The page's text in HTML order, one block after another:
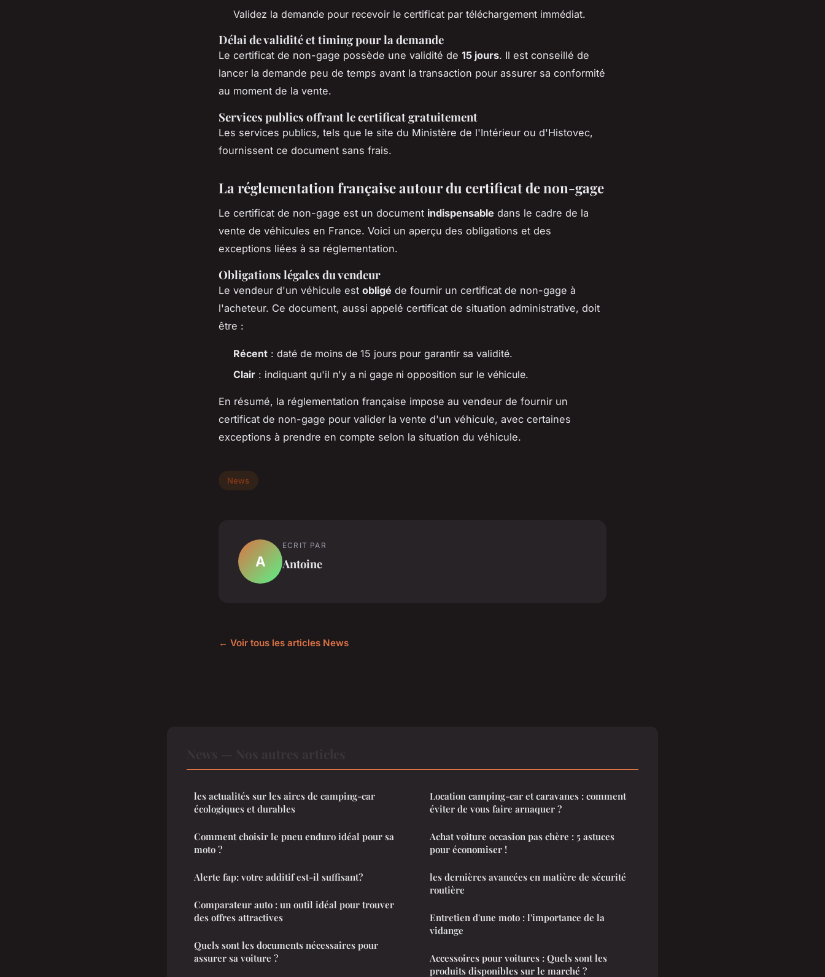
Validez la demande pour recevoir le certificat par téléchargement immédiat.
Délai de validité et timing pour la demande
Le certificat de non-gage possède une validité de 15 jours. Il est conseillé de
lancer la demande peu de temps avant la transaction pour assurer sa conformité
au moment de la vente.
Services publics offrant le certificat gratuitement
Les services publics, tels que le site du Ministère de l'Intérieur ou d'Histovec,
fournissent ce document sans frais.
La réglementation française autour du certificat de non-gage
Le certificat de non-gage est un document indispensable dans le cadre de la
vente de véhicules en France. Voici un aperçu des obligations et des
exceptions liées à sa réglementation.
Obligations légales du vendeur
Le vendeur d'un véhicule est obligé de fournir un certificat de non-gage à
l'acheteur. Ce document, aussi appelé certificat de situation administrative, doit
être :
Récent : daté de moins de 15 jours pour garantir sa validité.
Clair : indiquant qu'il n'y a ni gage ni opposition sur le véhicule.
En résumé, la réglementation française impose au vendeur de fournir un
certificat de non-gage pour valider la vente d'un véhicule, avec certaines
exceptions à prendre en compte selon la situation du véhicule.
News
A
ECRIT PAR
Antoine
← Voir tous les articles News
les actualités sur les aires de camping-car
écologiques et durables
Comment choisir le pneu enduro idéal pour sa
moto ?
Alerte fap: votre additif est-il suffisant?
Comparateur auto : un outil idéal pour trouver
des offres attractives
Quels sont les documents nécessaires pour
assurer sa voiture ?
Location camping-car et caravanes : comment
éviter de vous faire arnaquer ?
Achat voiture occasion pas chère : 5 astuces
pour économiser !
les dernières avancées en matière de sécurité
routière
Entretien d'une moto : l'importance de la
vidange
Accessoires pour voitures : Quels sont les
produits disponibles sur le marché ?